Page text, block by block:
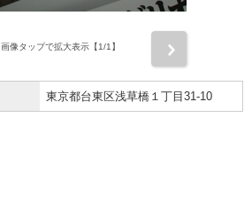
画像タップで拡大表示【1/1】
東京都台東区浅草橋１丁目31-10